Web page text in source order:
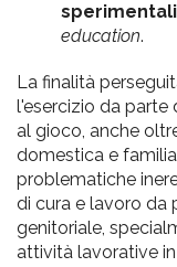
education.
La finalità
l'esercizio da parte
al gioco, anche
domestica e
problematiche
di cura e lavoro da
genitoriale,
attività lavorative